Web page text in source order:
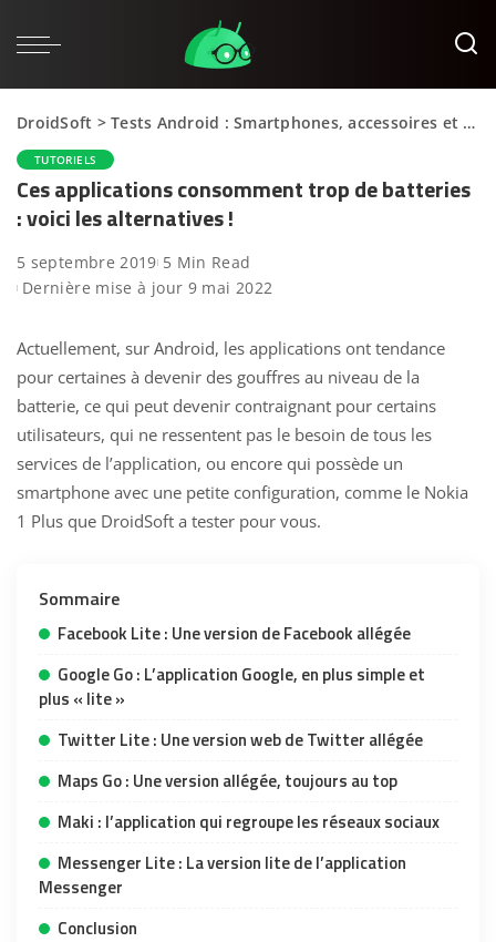
DroidSoft >Tests Android : Smartphones, accessoires et applications
TUTORIELS
Ces applications consomment trop de batteries
: voici les alternatives !
5 septembre 2019 5 Min Read
Dernière mise à jour 9 mai 2022
Actuellement, sur Android, les applications ont tendance
pour certaines à devenir des gouffres au niveau de la
batterie, ce qui peut devenir contraignant pour certains
utilisateurs, qui ne ressentent pas le besoin de tous les
services de l’application, ou encore qui possède un
smartphone avec une petite configuration, comme le Nokia
1 Plus que DroidSoft a tester pour vous.
Sommaire
Facebook Lite : Une version de Facebook allégée
Google Go : L’application Google, en plus simple et
plus « lite »
Twitter Lite : Une version web de Twitter allégée
Maps Go : Une version allégée, toujours au top
Maki : l’application qui regroupe les réseaux sociaux
Messenger Lite : La version lite de l’application
Messenger
Conclusion